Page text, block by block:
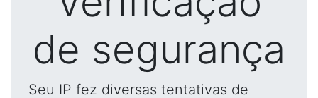
de segurança
Seu IP fez diversas tentativas de